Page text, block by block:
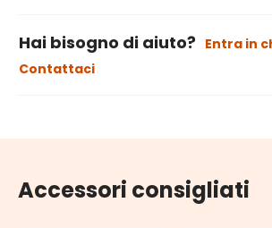
Hai bisogno di aiuto? Entra in
Contattaci
Accessori consigliati